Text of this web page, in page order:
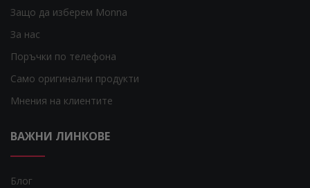
Защо да изберем Monna
За нас
Поръчки по телефона
Само оригинални продукти
Мнения на клиентите
ВАЖНИ ЛИНКОВЕ
Блог